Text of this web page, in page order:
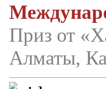
Приз от
Алматы,